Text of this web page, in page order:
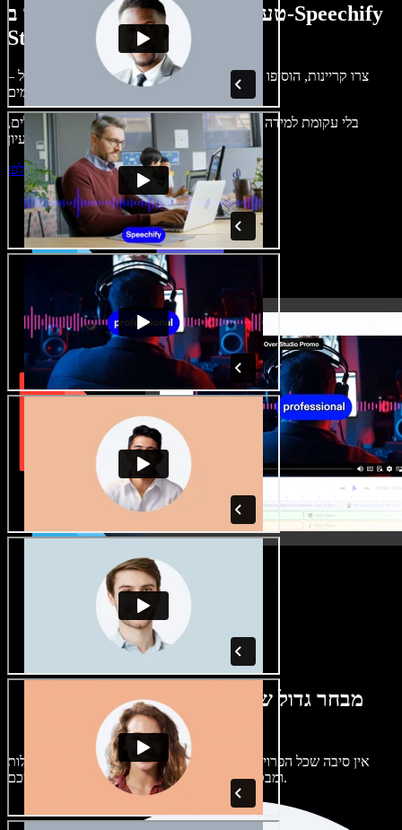
טעימה קטנה ממה שתוכלו ליצור ב-Speechify
Studio.
צרו קריינות, הוסיפו תמונות ללא זכויות, אודיו, סרטונים ושיבוט קול –
בלי עקומת למידה – הכול זמין בדפדפן. יוצרי תוכן כבר לא מוגבלים,
התחילו ליצור באולפן
מבחר גדול של קולות נשים וגברים במגוון
מבטאים
אין סיבה שכל הפרויקטים יישמעו אותו דבר. בחרו מתוך מאות קולות
ומבטאים של בינה מלאכותית והתאימו אותם אליכם.